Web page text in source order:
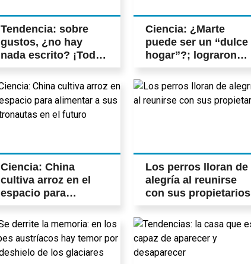
Tendencia: sobre
gustos, ¿no hay
nada escrito? ¡Todo
está en los genes!
Ciencia: ¿Marte
puede ser un “dulce
hogar”?; lograron
producir oxígeno en
la atmósfera del
planeta
Ciencia: China
cultiva arroz en el
espacio para
alimentar a sus
astronautas en el
futuro
Los perros lloran de
alegría al reunirse
con sus propietarios